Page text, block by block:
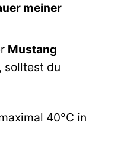
meiner
Mustang
solltest du
40°C in